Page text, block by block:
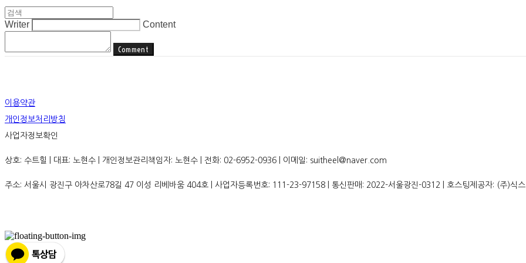
Writer Content
Comment
이용약관
개인정보처리방침
사업자정보확인
상호: 수트힐 | 대표: 노현수 | 개인정보관리책임자: 노현수 | 전화: 02-6952-0936 | 이메일: suitheel@naver.com
주소: 서울시 광진구 아차산로78길 47 이성 리베바움 404호 | 사업자등록번호: 111-23-97158 | 통신판매: 2022-서울광진-0312 | 호스팅제공자: (주)식